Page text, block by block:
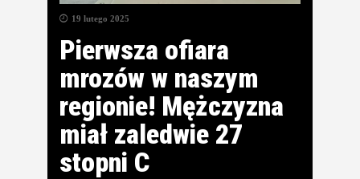
19 lutego 2025
Pierwsza ofiara
mrozów w naszym
regionie! Mężczyzna
miał zaledwie 27
stopni C